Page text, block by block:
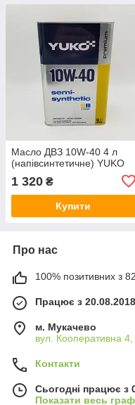
Масло ДВЗ 10W-40 4 л
(напівсинтетичне) YUKO
1 320 ₴
Купити
Про нас
100% позитивних з
Працює з 20.08.2018
м. Мукачево
вул. Кооперативна
Контакти
Сьогодні працює з
Показати весь